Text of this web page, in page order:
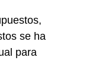
se ha
para